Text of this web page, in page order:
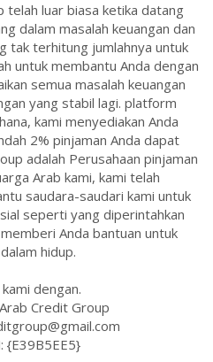
telah luar biasa ketika datang
dalam masalah keuangan dan
tak terhitung jumlahnya untuk
untuk membantu Anda dengan
semua masalah keuangan
yang stabil lagi. platform
kami menyediakan Anda
2% pinjaman Anda dapat
adalah Perusahaan pinjaman
Arab kami, kami telah
saudara-saudari kami untuk
seperti yang diperintahkan
Anda bantuan untuk
hidup.
dengan.
Credit Group
{E39B5EE5}